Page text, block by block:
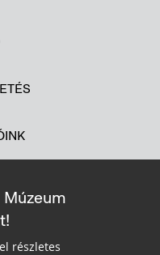
részletes